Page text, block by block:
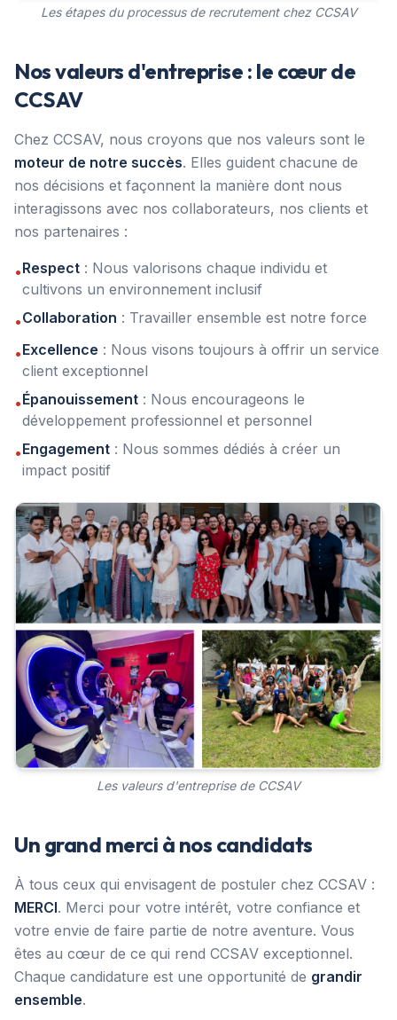
Les étapes du processus de recrutement chez CCSAV
Nos valeurs d'entreprise : le cœur de
CCSAV
Chez CCSAV, nous croyons que nos valeurs sont le
moteur de notre succès. Elles guident chacune de
nos décisions et façonnent la manière dont nous
interagissons avec nos collaborateurs, nos clients et
nos partenaires :
•Respect : Nous valorisons chaque individu et
cultivons un environnement inclusif
•Collaboration : Travailler ensemble est notre force
•Excellence : Nous visons toujours à offrir un service
client exceptionnel
•Épanouissement : Nous encourageons le
développement professionnel et personnel
•Engagement : Nous sommes dédiés à créer un
impact positif
Les valeurs d'entreprise de CCSAV
Un grand merci à nos candidats
À tous ceux qui envisagent de postuler chez CCSAV :
MERCI. Merci pour votre intérêt, votre confiance et
votre envie de faire partie de notre aventure. Vous
êtes au cœur de ce qui rend CCSAV exceptionnel.
Chaque candidature est une opportunité de grandir
ensemble.